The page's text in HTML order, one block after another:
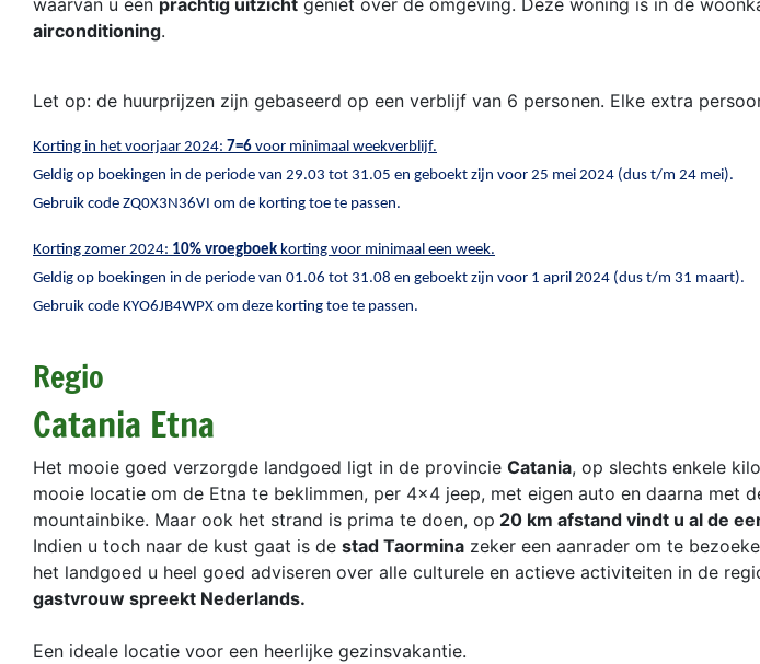
waarvan u een prachtig uitzicht geniet over de omgeving. Deze woning is in de
airconditioning.
Let op: de huurprijzen zijn gebaseerd op een verblijf van 6 personen. Elke extra
Korting in het voorjaar 2024: 7=6 voor minimaal weekverblijf.
Geldig op boekingen in de periode van 29.03 tot 31.05 en geboekt zijn voor 25 mei 2024 (dus t/m 24 mei).
Gebruik code ZQ0X3N36VI om de korting toe te passen.
Korting zomer 2024: 10% vroegboek korting voor minimaal een week.
Geldig op boekingen in de periode van 01.06 tot 31.08 en geboekt zijn voor 1 april 2024 (dus t/m 31 maart).
Gebruik code KYO6JB4WPX om deze korting toe te passen.
Regio
Catania Etna
Het mooie goed verzorgde landgoed ligt in de provincie Catania, op slechts enkele
mooie locatie om de Etna te beklimmen, per 4x4 jeep, met eigen auto en daarna met
mountainbike. Maar ook het strand is prima te doen, op 20 km afstand vindt u al de
Indien u toch naar de kust gaat is de stad Taormina zeker een aanrader om te
het landgoed u heel goed adviseren over alle culturele en actieve activiteiten in de
gastvrouw spreekt Nederlands.
Een ideale locatie voor een heerlijke gezinsvakantie.